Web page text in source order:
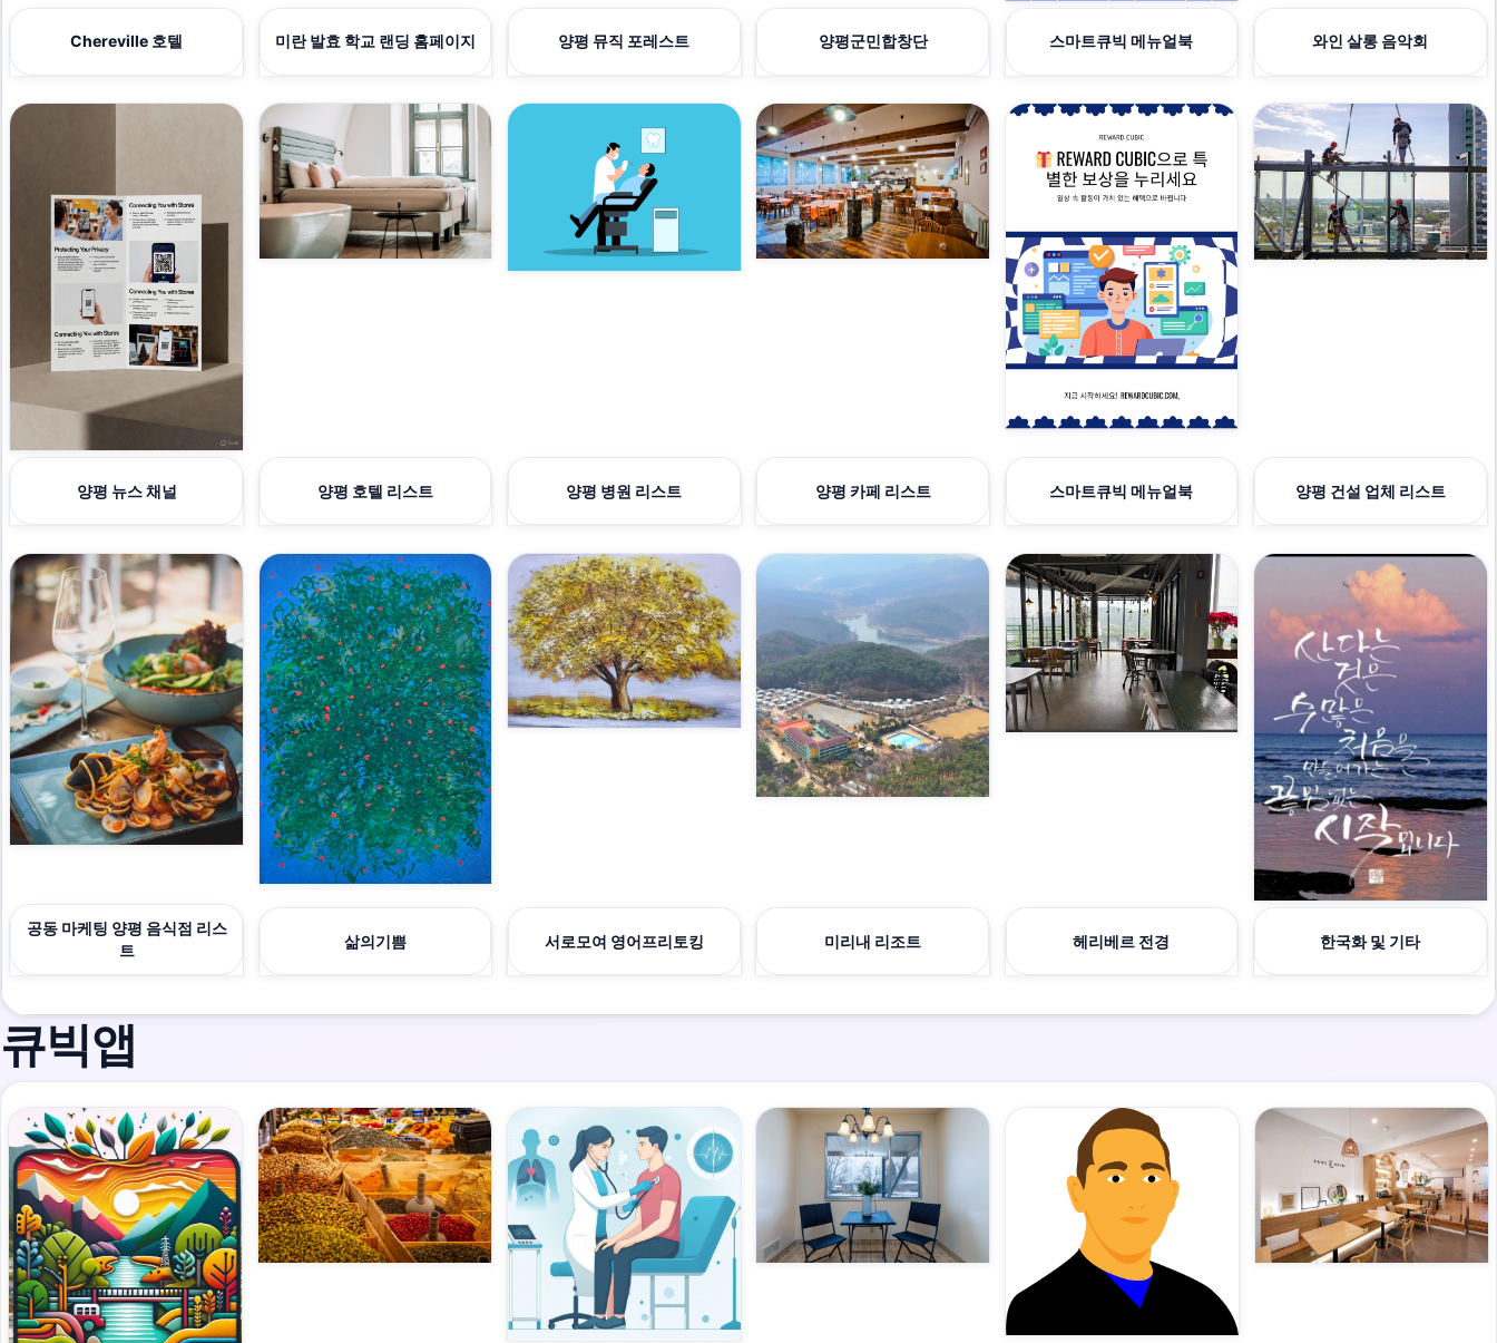
Chereville 호텔 미란 발효 학교 랜딩 홈페이지 양평 뮤직 포레스트 양평군민합창단 스마트큐빅 메뉴얼북 와인 살롱 음악회
양평 뉴스 채널 양평 호텔 리스트 양평 병원 리스트 양평 카페 리스트 스마트큐빅 메뉴얼북 양평 건설 업체 리스트
공동 마케팅 양평 음식점 리스
트
삶의기쁨 서로모여 영어프리토킹 미리내 리조트 헤리베르 전경 한국화 및 기타
큐빅앱